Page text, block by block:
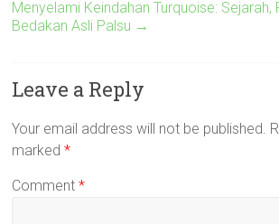
Menyelami Keindahan Turquoise: Sejarah,
Bedakan Asli Palsu →
Leave a Reply
Your email address will not be published.
marked*
Comment*